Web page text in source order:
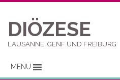
DIÖZESE
LAUSANNE, GENF UND FREIBURG
MENU